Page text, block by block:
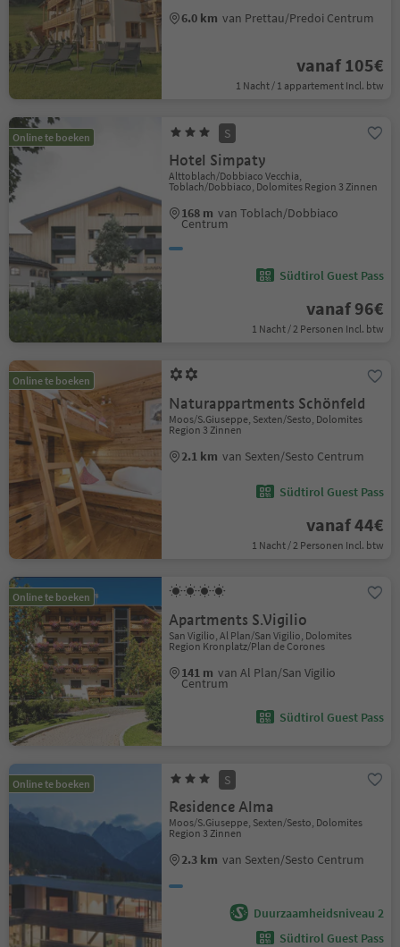
6.0 km van Prettau/Predoi Centrum
vanaf 105€
1 Nacht / 1 appartement Incl. btw
Online te boeken S
Hotel Simpaty
Alttoblach/Dobbiaco Vecchia,
Toblach/Dobbiaco, Dolomites Region 3 Zinnen
168 m van Toblach/Dobbiaco
Centrum
Südtirol Guest Pass
vanaf 96€
1 Nacht / 2 Personen Incl. btw
Online te boeken
Naturappartments Schönfeld
Moos/S.Giuseppe, Sexten/Sesto, Dolomites
Region 3 Zinnen
2.1 km van Sexten/Sesto Centrum
Südtirol Guest Pass
vanaf 44€
1 Nacht / 2 Personen Incl. btw
Online te boeken
Apartments S.Vigilio
San Vigilio, Al Plan/San Vigilio, Dolomites
Region Kronplatz/Plan de Corones
141 m van Al Plan/San Vigilio
Centrum
Südtirol Guest Pass
Online te boeken S
Residence Alma
Moos/S.Giuseppe, Sexten/Sesto, Dolomites
Region 3 Zinnen
2.3 km van Sexten/Sesto Centrum
Duurzaamheidsniveau 2
Südtirol Guest Pass